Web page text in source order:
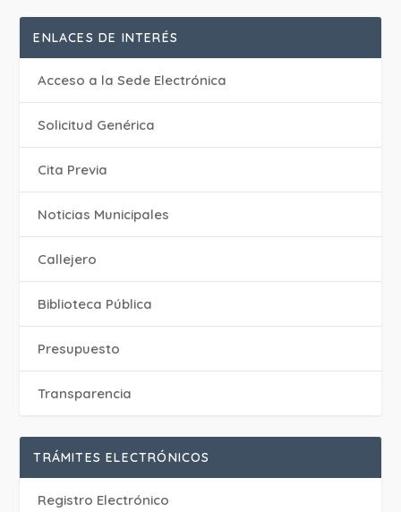
ENLACES DE INTERÉS
Acceso a la Sede Electrónica
Solicitud Genérica
Cita Previa
‎Noticias Municipales
Callejero
Biblioteca Pública
Presupuesto
Transparencia
TRÁMITES ELECTRÓNICOS
Registro Electrónico